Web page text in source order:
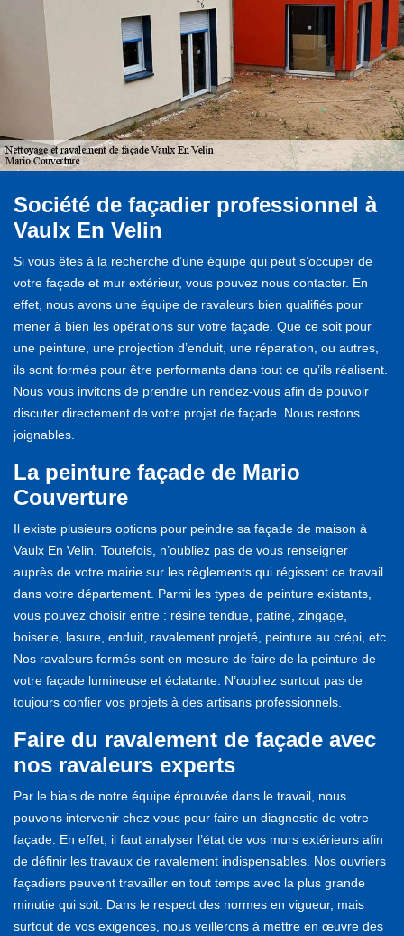
Société de façadier professionnel à
Vaulx En Velin
Si vous êtes à la recherche d’une équipe qui peut s’occuper de
votre façade et mur extérieur, vous pouvez nous contacter. En
effet, nous avons une équipe de ravaleurs bien qualifiés pour
mener à bien les opérations sur votre façade. Que ce soit pour
une peinture, une projection d’enduit, une réparation, ou autres,
ils sont formés pour être performants dans tout ce qu’ils réalisent.
Nous vous invitons de prendre un rendez-vous afin de pouvoir
discuter directement de votre projet de façade. Nous restons
joignables.
La peinture façade de Mario
Couverture
Il existe plusieurs options pour peindre sa façade de maison à
Vaulx En Velin. Toutefois, n’oubliez pas de vous renseigner
auprès de votre mairie sur les règlements qui régissent ce travail
dans votre département. Parmi les types de peinture existants,
vous pouvez choisir entre : résine tendue, patine, zingage,
boiserie, lasure, enduit, ravalement projeté, peinture au crépi, etc.
Nos ravaleurs formés sont en mesure de faire de la peinture de
votre façade lumineuse et éclatante. N’oubliez surtout pas de
toujours confier vos projets à des artisans professionnels.
Faire du ravalement de façade avec
nos ravaleurs experts
Par le biais de notre équipe éprouvée dans le travail, nous
pouvons intervenir chez vous pour faire un diagnostic de votre
façade. En effet, il faut analyser l’état de vos murs extérieurs afin
de définir les travaux de ravalement indispensables. Nos ouvriers
façadiers peuvent travailler en tout temps avec la plus grande
minutie qui soit. Dans le respect des normes en vigueur, mais
surtout de vos exigences, nous veillerons à mettre en œuvre des